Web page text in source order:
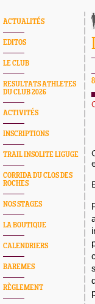
ACTUALITÉS
EDITOS
LE CLUB
RESULTATS ATHLETES
DU CLUB 2026
ACTIVITÉS
INSCRIPTIONS
TRAIL INSOLITE LIGUGE
CORRIDA DU CLOS DES
ROCHES
NOS STAGES
LA BOUTIQUE
CALENDRIERS
BAREMES
RÈGLEMENT